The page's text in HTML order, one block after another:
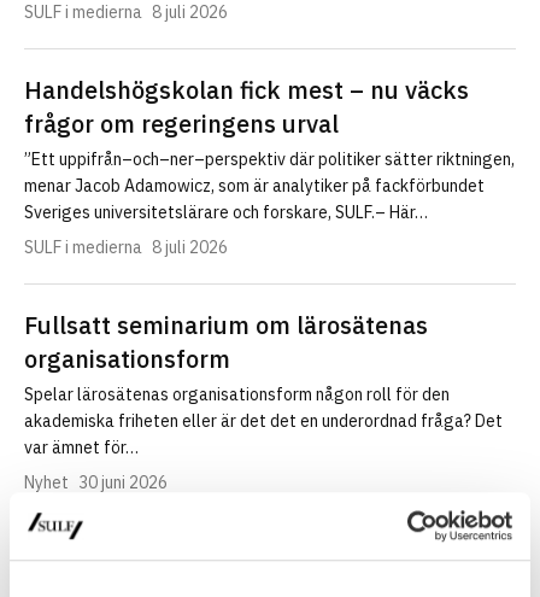
SULF i medierna 8 juli 2026
Handelshögskolan fick mest – nu väcks
frågor om regeringens urval
”Ett uppifrån–och–ner–perspektiv där politiker sätter riktningen,
menar Jacob Adamowicz, som är analytiker på fackförbundet
Sveriges universitetslärare och forskare, SULF.– Här…
SULF i medierna 8 juli 2026
Fullsatt seminarium om lärosätenas
organisationsform
Spelar lärosätenas organisationsform någon roll för den
akademiska friheten eller är det det en underordnad fråga? Det
var ämnet för…
Nyhet 30 juni 2026